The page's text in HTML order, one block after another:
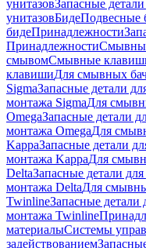
унитазовЗапасные
унитазовБидеПодвесные
бидеПринадлежности
Принадлежности
смывомСмывные
клавишиДля смывных
SigmaЗапасные детали
монтажа SigmaДля
OmegaЗапасные детали
монтажа OmegaДля
KappaЗапасные детали
монтажа KappaДля
DeltaЗапасные детали
монтажа DeltaДля
TwinlineЗапасные детали
монтажа Twinline
материалыСистемы
задействованием